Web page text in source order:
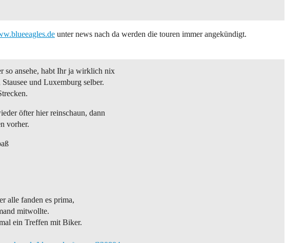
unter news nach da werden die touren immer angekündigt.
so ansehe, habt Ihr ja wirklich nix
und Luxemburg selber.
öfter hier reinschaun, dann
vorher.
alle fanden es prima,
mitwollte.
ein Treffen mit Biker.